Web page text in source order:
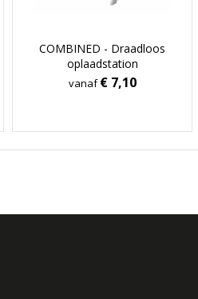
COMBINED - Draadloos
oplaadstation
vanaf€ 7,10